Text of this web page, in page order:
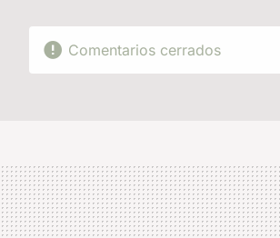
Comentarios cerrados